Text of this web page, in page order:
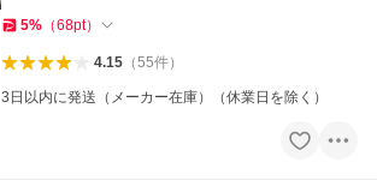
5% （68pt）
4.15（55件）
3日以内に発送（メーカー在庫）（休業日を除く）